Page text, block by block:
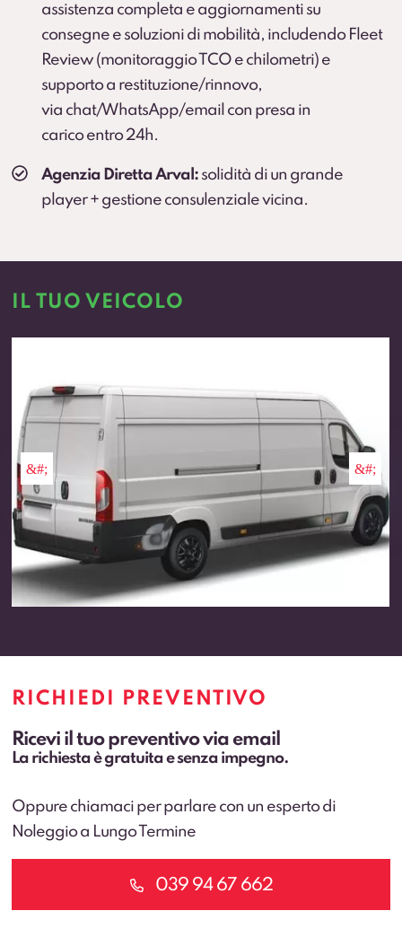
assistenza completa e aggiornamenti su
consegne e soluzioni di mobilità, includendo Fleet
Review (monitoraggio TCO e chilometri) e
supporto a restituzione/rinnovo,
via chat/WhatsApp/email con presa in
carico entro 24h.
Agenzia Diretta Arval: solidità di un grande
player + gestione consulenziale vicina.
IL TUO VEICOLO
RICHIEDI PREVENTIVO
Ricevi il tuo preventivo via email
La richiesta è gratuita e senza impegno.
Oppure chiamaci per parlare con un esperto di
Noleggio a Lungo Termine
039 94 67 662